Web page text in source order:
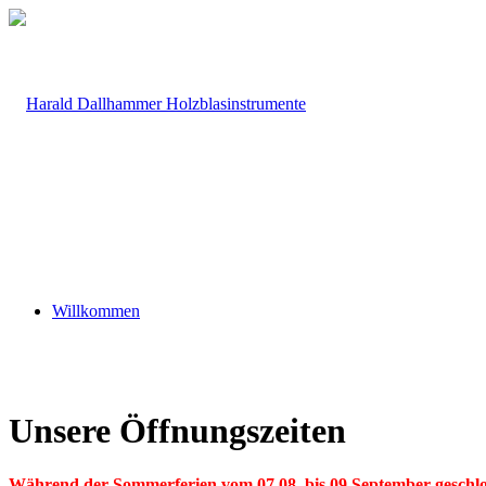
Willkommen
Unsere Öffnungszeiten